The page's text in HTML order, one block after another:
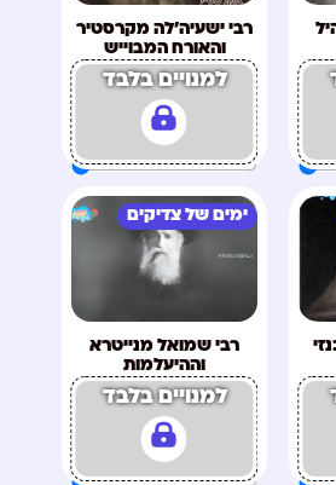
רבי ישעיה'לה מקרסטיר
והאורח המבוייש
למנויים בלבד
ימים של צדיקים
רבי שמואל מנייטרא
וההיעלמות
למנויים בלבד